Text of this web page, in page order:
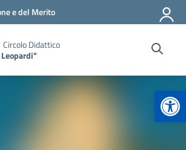
e del Merito
Circolo Didattico